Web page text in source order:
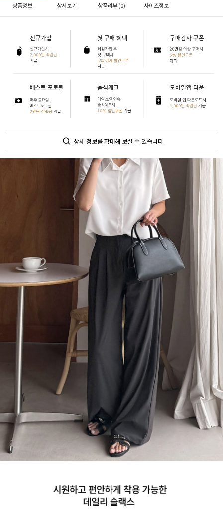
상품정보 상세보기 상품리뷰 (0) 사이즈정보
상세 정보를 확대해 보실 수 있습니다.